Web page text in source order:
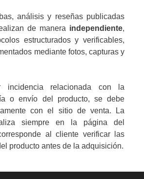
análisis y reseñas publicadas
de manera independiente,
estructurados y verificables,
mediante fotos, capturas y
incidencia relacionada con la
o envío del producto, se debe
con el sitio de venta. La
siempre en la página del
al cliente verificar las
producto antes de la adquisición.